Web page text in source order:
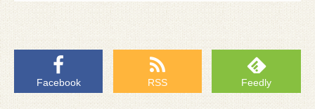
Facebook RSS Feedly